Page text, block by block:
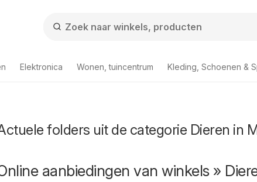
Elektronica Wonen, tuincentrum Kleding, Schoenen &
folders uit de categorie Dieren in
aanbiedingen van winkels »